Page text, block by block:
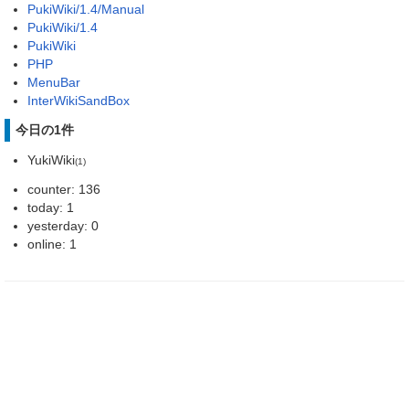
PukiWiki/1.4/Manual
PukiWiki/1.4
PukiWiki
PHP
MenuBar
InterWikiSandBox
今日の1件
YukiWiki(1)
counter: 136
today: 1
yesterday: 0
online: 1